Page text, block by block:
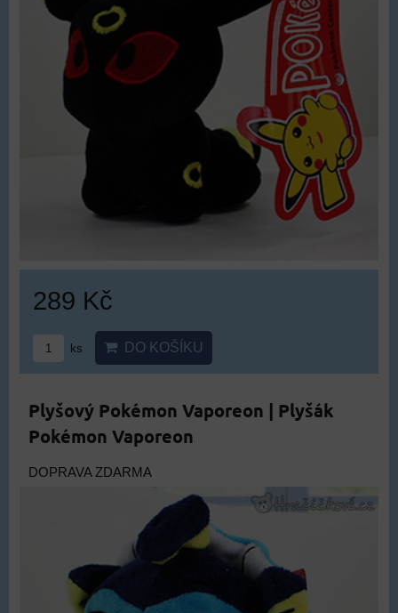
289 Kč
ks DO KOŠÍKU
Plyšový Pokémon Vaporeon | Plyšák
Pokémon Vaporeon
DOPRAVA ZDARMA